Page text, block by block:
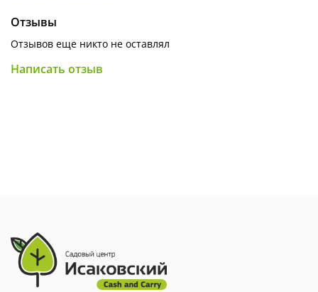
мелкими каплями, чтобы не размывать почву;
Широкое горлышко облегчает перелив воды или
удобрений из другой тары или наполнение из шланга;
Эргономичная ручка облегчает удержание корпуса во
Отзывы
Отзывов еще никто не оставлял
Написать отзыв